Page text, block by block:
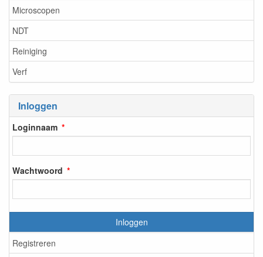
Microscopen
NDT
Reiniging
Verf
Inloggen
Loginnaam
Wachtwoord
Inloggen
Registreren